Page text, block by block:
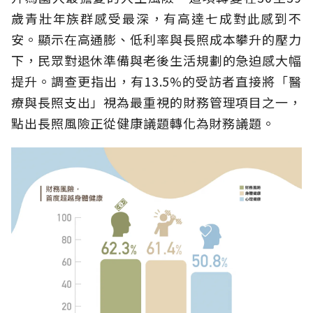
歲青壯年族群感受最深，有高達七成對此感到不
安。顯示在高通膨、低利率與長照成本攀升的壓力
下，民眾對退休準備與老後生活規劃的急迫感大幅
提升。調查更指出，有13.5%的受訪者直接將「醫
療與長照支出」視為最重視的財務管理項目之一，
點出長照風險正從健康議題轉化為財務議題。